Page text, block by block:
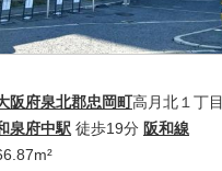
阪府泉北郡忠岡町高月北１丁目
泉府中駅 徒歩19分 阪和線